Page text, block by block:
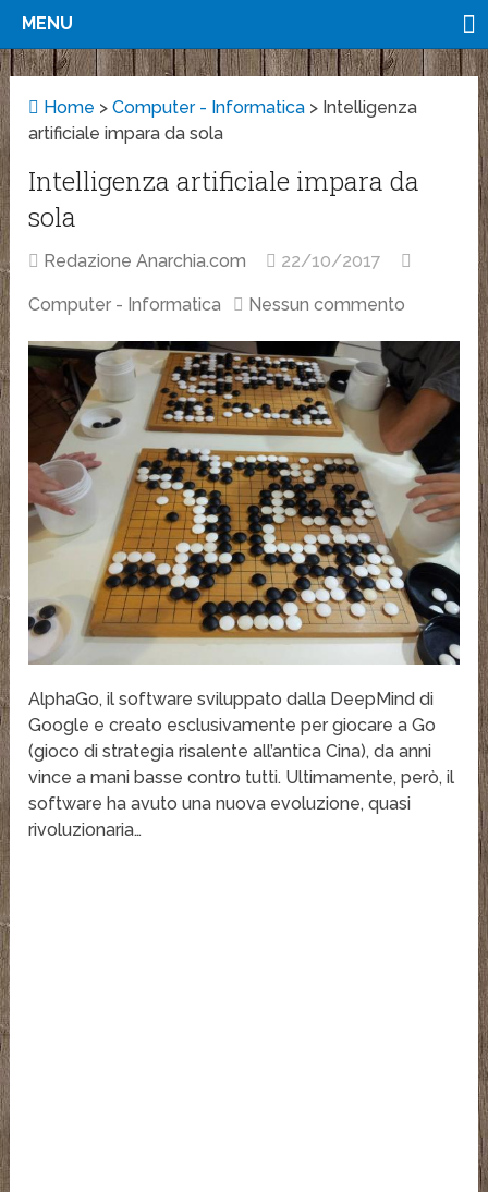
MENU
Home >Computer - Informatica > Intelligenza
artificiale impara da sola
Intelligenza artificiale impara da
sola
Redazione Anarchia.com 22/10/2017
Computer - Informatica Nessun commento
AlphaGo, il software sviluppato dalla DeepMind di
Google e creato esclusivamente per giocare a Go
(gioco di strategia risalente all’antica Cina), da anni
vince a mani basse contro tutti. Ultimamente, però, il
software ha avuto una nuova evoluzione, quasi
rivoluzionaria…